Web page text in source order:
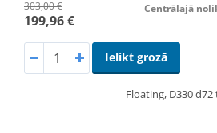
303,00 €
199,96 €
Centrālajā
Ielikt grozā
Floating, D330 d72